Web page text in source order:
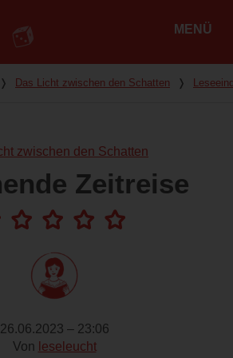
MENÜ
❭ Das Licht zwischen den Schatten ❭
zwischen den Schatten
Zeitreise
26.06.2023 – 23:06
Von leseleucht